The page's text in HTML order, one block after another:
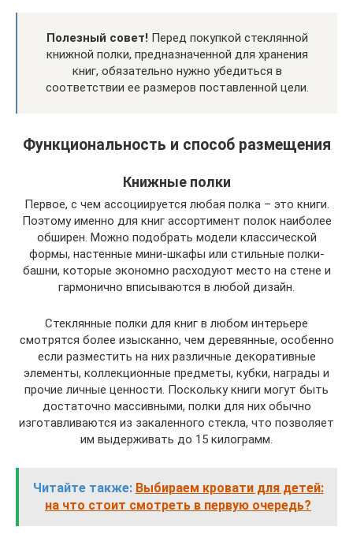
Полезный совет! Перед покупкой стеклянной
книжной полки, предназначенной для хранения
книг, обязательно нужно убедиться в
соответствии ее размеров поставленной цели.
Функциональность и способ размещения
Книжные полки
Первое, с чем ассоциируется любая полка – это книги.
Поэтому именно для книг ассортимент полок наиболее
обширен. Можно подобрать модели классической
формы, настенные мини-шкафы или стильные полки-
башни, которые экономно расходуют место на стене и
гармонично вписываются в любой дизайн.
Стеклянные полки для книг в любом интерьере
смотрятся более изысканно, чем деревянные, особенно
если разместить на них различные декоративные
элементы, коллекционные предметы, кубки, награды и
прочие личные ценности. Поскольку книги могут быть
достаточно массивными, полки для них обычно
изготавливаются из закаленного стекла, что позволяет
им выдерживать до 15 килограмм.
Читайте также: Выбираем кровати для детей:
на что стоит смотреть в первую очередь?